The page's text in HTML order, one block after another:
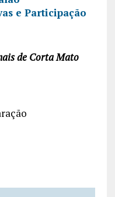
e Participação
de Corta Mato